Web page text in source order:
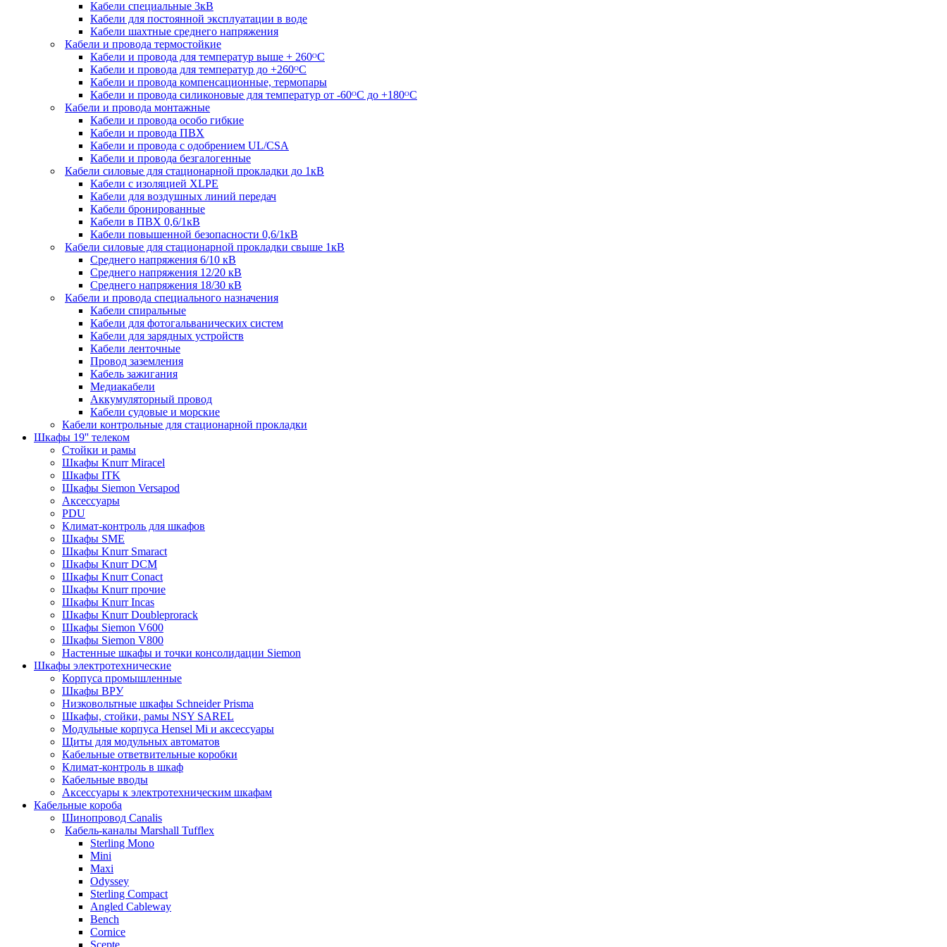
Кабели специальные 3кВ
Кабели для постоянной эксплуатации в воде
Кабели шахтные среднего напряжения
Кабели и провода термостойкие
Кабели и провода для температур выше + 260ᴼС
Кабели и провода для температур до +260ᴼС
Кабели и провода компенсационные, термопары
Кабели и провода силиконовые для температур от -60ᴼC до +180ᴼС
Кабели и провода монтажные
Кабели и провода особо гибкие
Кабели и провода ПВХ
Кабели и провода с одобрением UL/CSA
Кабели и провода безгалогенные
Кабели силовые для стационарной прокладки до 1кВ
Кабели c изоляцией XLPE
Кабели для воздушных линий передач
Кабели бронированные
Кабели в ПВХ 0,6/1кВ
Кабели повышенной безопасности 0,6/1кВ
Кабели силовые для стационарной прокладки свыше 1кВ
Среднего напряжения 6/10 кВ
Среднего напряжения 12/20 кВ
Среднего напряжения 18/30 кВ
Кабели и провода специального назначения
Кабели спиральные
Кабели для фотогальванических систем
Кабели для зарядных устройств
Кабели ленточные
Провод заземления
Кабель зажигания
Медиакабели
Аккумуляторный провод
Кабели судовые и морские
Кабели контрольные для стационарной прокладки
Шкафы 19'' телеком
Стойки и рамы
Шкафы Knurr Miracel
Шкафы ITK
Шкафы Siemon Versapod
Аксессуары
PDU
Климат-контроль для шкафов
Шкафы SME
Шкафы Knurr Smaract
Шкафы Knurr DCM
Шкафы Knurr Conact
Шкафы Knurr прочие
Шкафы Knurr Incas
Шкафы Knurr Doubleprorack
Шкафы Siemon V600
Шкафы Siemon V800
Настенные шкафы и точки консолидации Siemon
Шкафы электротехнические
Корпуса промышленные
Шкафы ВРУ
Низковольтные шкафы Schneider Prisma
Шкафы, стойки, рамы NSY SAREL
Модульные корпуса Hensel Mi и аксессуары
Щиты для модульных автоматов
Кабельные ответвительные коробки
Климат-контроль в шкаф
Кабельные вводы
Аксессуары к электротехническим шкафам
Кабельные короба
Шинопровод Canalis
Кабель-каналы Marshall Tufflex
Sterling Mono
Mini
Maxi
Odyssey
Sterling Compact
Angled Cableway
Bench
Cornice
Scepte